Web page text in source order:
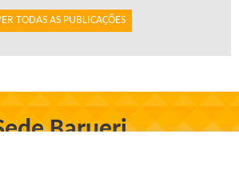
TODAS AS PUBLICAÇÕES
Barueri
de Oliveira, 97, Centro - Barueri